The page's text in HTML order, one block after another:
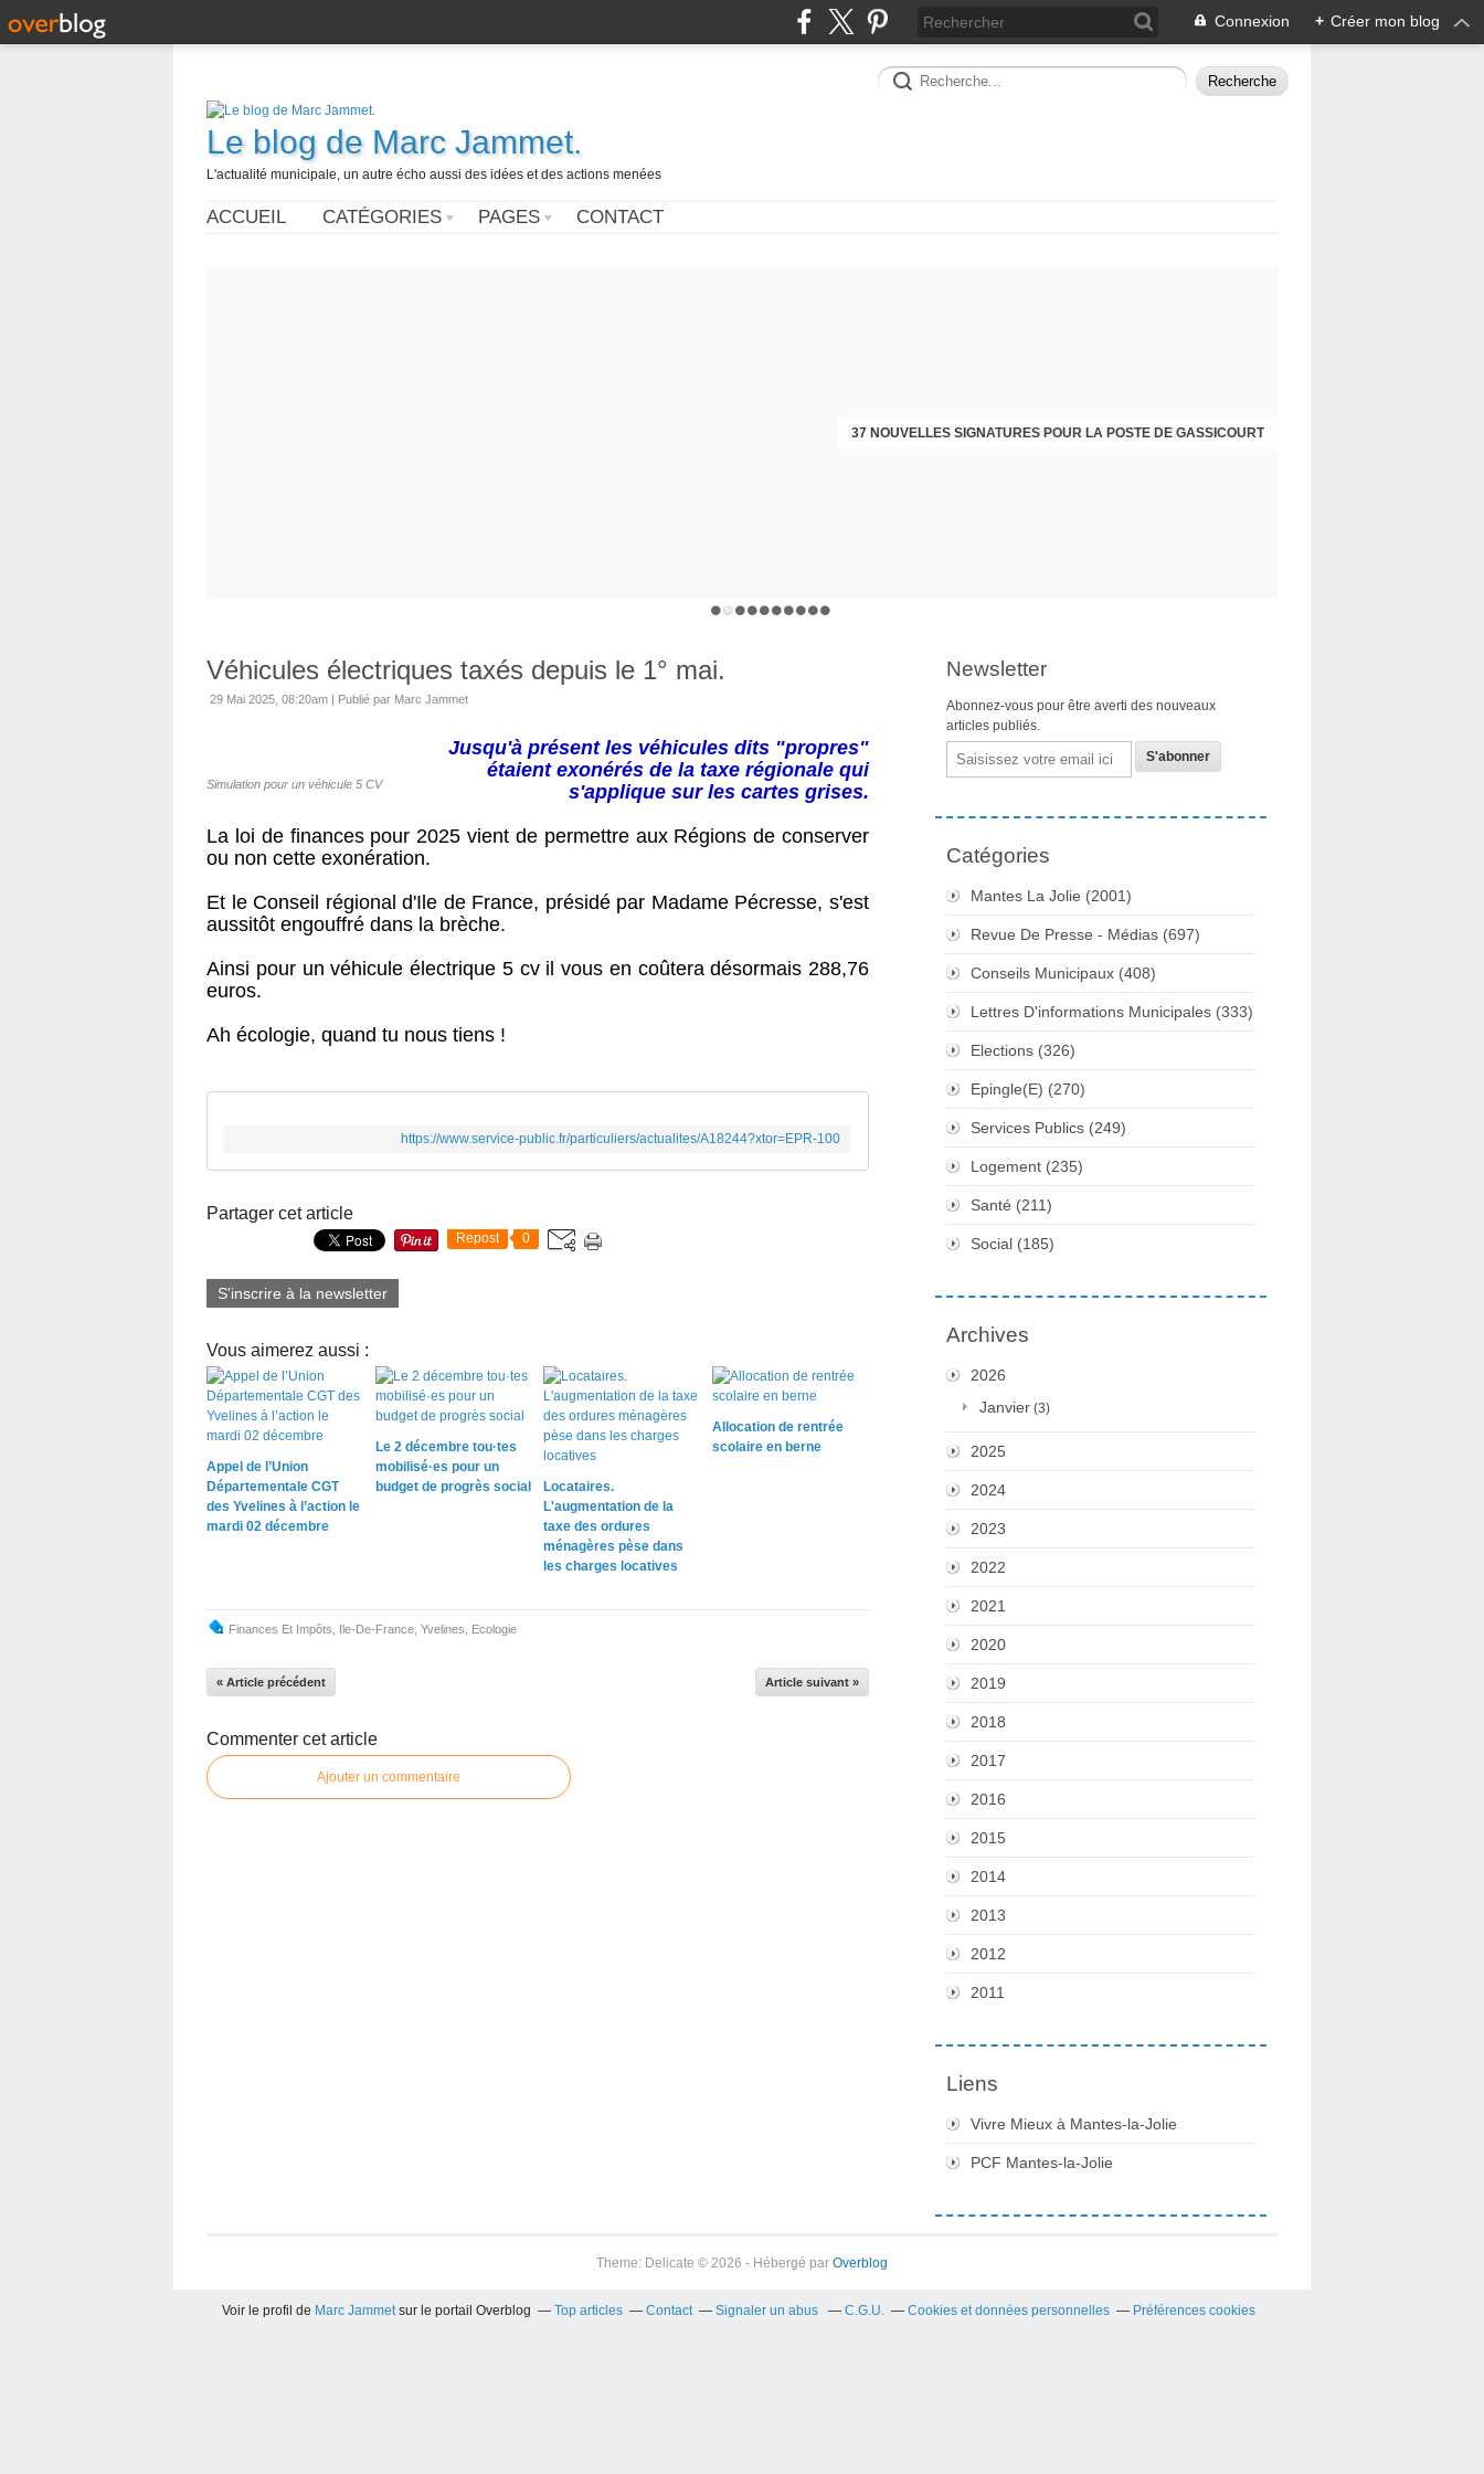
Connexion + Créer mon blog
Le blog de Marc Jammet.
L'actualité municipale, un autre écho aussi des idées et des actions menées
ACCUEIL CATÉGORIES PAGES CONTACT
37 NOUVELLES SIGNATURES POUR LA POSTE DE GASSICOURT
DIMANCHE 25 JANVIER, JE VOUS INVITE
Véhicules électriques taxés depuis le 1° mai.
29 Mai 2025, 08:20am | Publié par Marc Jammet
Simulation pour un véhicule 5 CV
Jusqu'à présent les véhicules dits "propres"
étaient exonérés de la taxe régionale qui
s'applique sur les cartes grises.
La loi de finances pour 2025 vient de permettre aux Régions de conserver
ou non cette exonération.
Et le Conseil régional d'Ile de France, présidé par Madame Pécresse, s'est
aussitôt engouffré dans la brèche.
Ainsi pour un véhicule électrique 5 cv il vous en coûtera désormais 288,76
euros.
Ah écologie, quand tu nous tiens !
https://www.service-public.fr/particuliers/actualites/A18244?xtor=EPR-100
Partager cet article
Repost 0
S'inscrire à la newsletter
Vous aimerez aussi :
Appel de l’Union
Départementale CGT
des Yvelines à l’action le
mardi 02 décembre
Le 2 décembre tou·tes
mobilisé·es pour un
budget de progrès social
Locataires.
L'augmentation de la
taxe des ordures
ménagères pèse dans
les charges locatives
Allocation de rentrée
scolaire en berne
Finances Et Impôts Ile-De-France Yvelines Ecologie
« Article précédent Article suivant »
Commenter cet article
Ajouter un commentaire
Newsletter
Abonnez-vous pour être averti des nouveaux
articles publiés.
Email
Catégories
Mantes La Jolie (2001)
Revue De Presse - Médias (697)
Conseils Municipaux (408)
Lettres D'informations Municipales (333)
Elections (326)
Epingle(e) (270)
Services Publics (249)
Logement (235)
Santé (211)
Social (185)
Archives
2026
Janvier (3)
2025
2024
2023
2022
2021
2020
2019
2018
2017
2016
2015
2014
2013
2012
2011
Liens
Vivre Mieux à Mantes-la-Jolie
PCF Mantes-la-Jolie
Theme: Delicate © 2026 - Hébergé par Overblog
Voir le profil de Marc Jammetsur le portail Overblog Top articles Contact Signaler un abus C.G.U. Cookies et données personnelles Préférences cookies